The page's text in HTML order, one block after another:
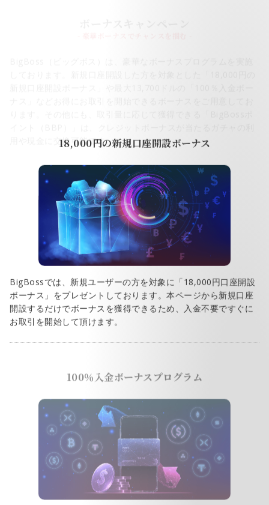
18,000円の新規口座開設ボーナス
BigBossでは、新規ユーザーの方を対象に「18,000円口座開設
ボーナス」をプレゼントしております。本ページから新規口座
開設するだけでボーナスを獲得できるため、入金不要ですぐに
お取引を開始して頂けます。